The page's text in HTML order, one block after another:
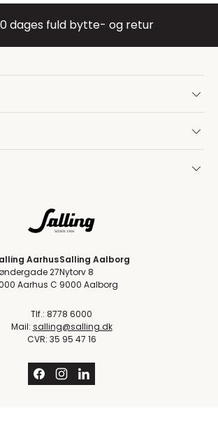
dages fuld bytte- og retur
Aarhus
27
Aarhus C
Salling Aalborg
Nytorv 8
9000 Aalborg
Tlf.: 8778 6000
Mail: salling@salling.dk
CVR: 35 95 47 16